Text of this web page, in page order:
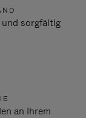
sorgfältig
an Ihrem